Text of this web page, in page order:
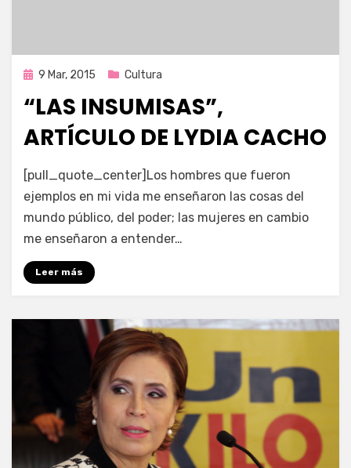
Publicada
9 Mar, 2015 Cultura
“LAS INSUMISAS”,
ARTÍCULO DE LYDIA CACHO
por Enrique
[pull_quote_center]Los hombres que fueron
ejemplos en mi vida me enseñaron las cosas del
mundo público, del poder; las mujeres en cambio
me enseñaron a entender…
Leer más